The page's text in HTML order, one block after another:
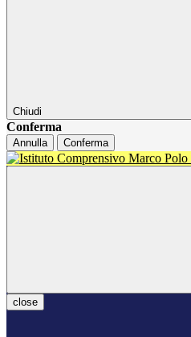
Chiudi
Conferma
Annulla Conferma
close